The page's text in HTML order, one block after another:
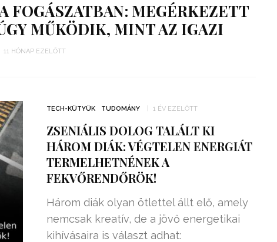
FOGÁSZATBAN: MEGÉRKEZETT
MŰKÖDIK, MINT AZ IGAZI
11 HÓNAP EZELŐTT
TECH-KÜTYÜK TUDOMÁNY 1 ÉV EZELŐTT
ZSENIÁLIS DOLOG TALÁLT KI
HÁROM DIÁK: VÉGTELEN ENERGIÁT
TERMELHETNÉNEK A
FEKVŐRENDŐRÖK!
Három diák olyan ötlettel állt elő, amely
nemcsak kreatív, de a jövő energetikai
kihívásaira is választ adhat: